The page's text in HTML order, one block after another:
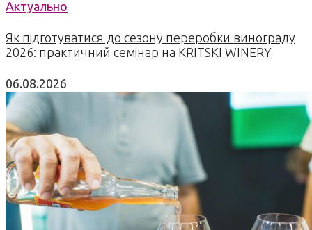
Актуально
Як підготуватися до сезону переробки винограду
2026: практичний семінар на KRITSKI WINERY
06.08.2026